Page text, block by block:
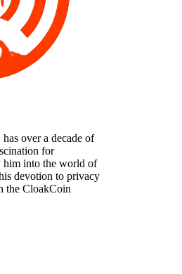
over a decade of
for
him into the world of
devotion to privacy
the CloakCoin